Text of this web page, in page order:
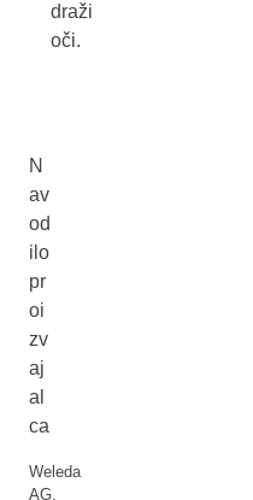
draži
oči.
N
av
od
ilo
pr
oi
zv
aj
al
ca
Weleda
AG,